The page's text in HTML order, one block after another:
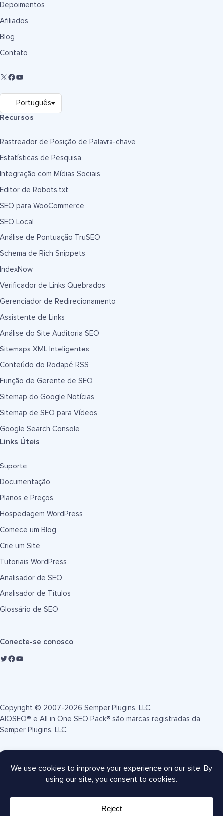
Depoimentos
Afiliados
Blog
Contato
Recursos
Rastreador de Posição de Palavra-chave
Estatísticas de Pesquisa
Integração com Mídias Sociais
Editor de Robots.txt
SEO para WooCommerce
SEO Local
Análise de Pontuação TruSEO
Schema de Rich Snippets
IndexNow
Verificador de Links Quebrados
Gerenciador de Redirecionamento
Assistente de Links
Análise do Site Auditoria SEO
Sitemaps XML Inteligentes
Conteúdo do Rodapé RSS
Função de Gerente de SEO
Sitemap do Google Notícias
Sitemap de SEO para Vídeos
Google Search Console
Links Úteis
Suporte
Documentação
Planos e Preços
Hospedagem WordPress
Comece um Blog
Crie um Site
Tutoriais WordPress
Analisador de SEO
Analisador de Títulos
Glossário de SEO
Conecte-se conosco
Copyright © 2007-2026 Semper Plugins, LLC.
AIOSEO® e All in One SEO Pack® são marcas registradas da
Semper Plugins, LLC.
Termos de Serviço
Mapa do site
Cupom AIOSEO